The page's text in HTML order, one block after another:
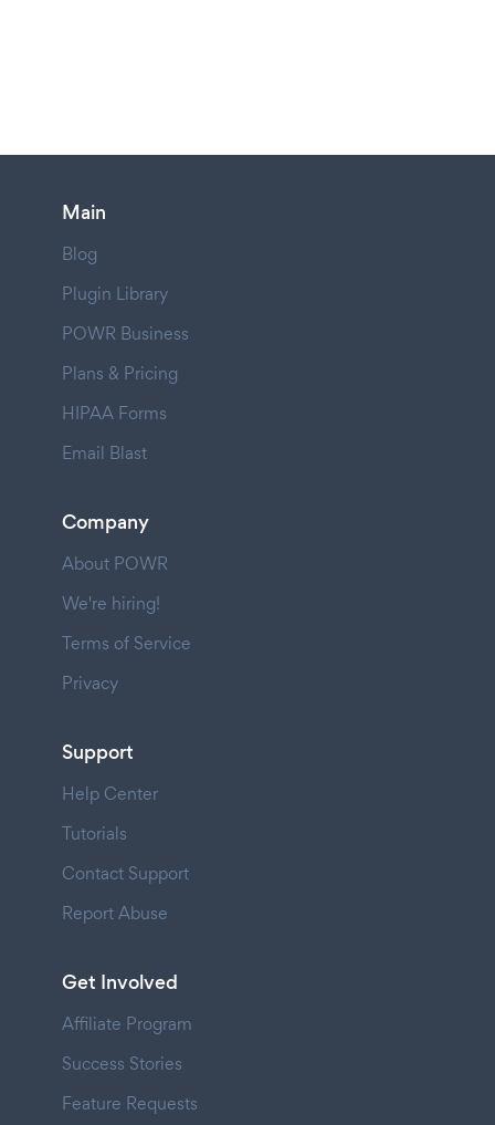
Main
Blog
Plugin Library
POWR Business
Plans & Pricing
HIPAA Forms
Email Blast
Company
About POWR
We're hiring!
Terms of Service
Privacy
Support
Help Center
Tutorials
Contact Support
Report Abuse
Get Involved
Affiliate Program
Success Stories
Feature Requests